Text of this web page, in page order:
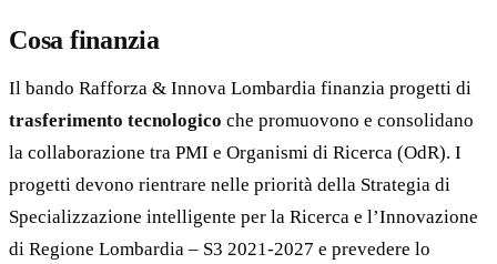
Cosa finanzia
Il bando Rafforza & Innova Lombardia finanzia progetti di
trasferimento tecnologico che promuovono e consolidano
la collaborazione tra PMI e Organismi di Ricerca (OdR). I
progetti devono rientrare nelle priorità della Strategia di
Specializzazione intelligente per la Ricerca e l’Innovazione
di Regione Lombardia – S3 2021-2027 e prevedere lo